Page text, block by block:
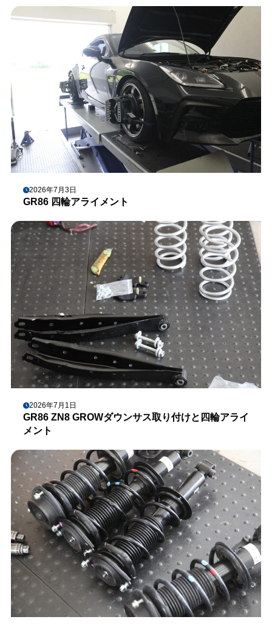
2026年7月3日
GR86 四輪アライメント
2026年7月1日
GR86 ZN8 GROWダウンサス取り付けと四輪アライ
メント